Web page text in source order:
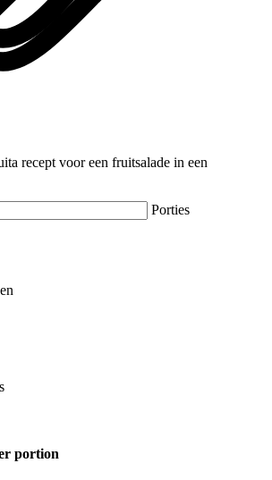
recept voor een fruitsalade in een
Porties
portion